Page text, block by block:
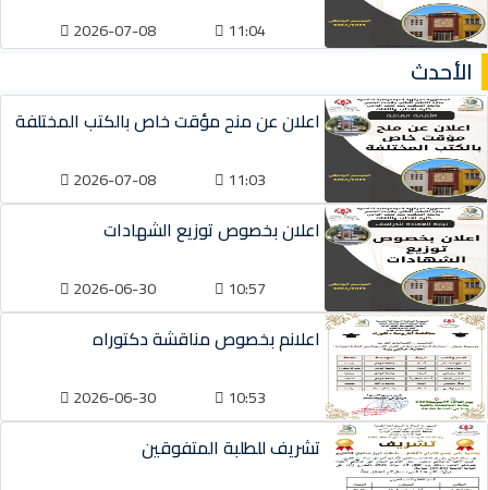
11:04
2026-07-08
الأحدث
اعلان عن منح مؤقت خاص بالكتب المختلفة
11:03
2026-07-08
اعلان بخصوص توزيع الشهادات
10:57
2026-06-30
اعلانم بخصوص مناقشة دكتوراه
10:53
2026-06-30
تشريف للطلبة المتفوقين